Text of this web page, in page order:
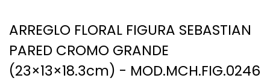
ARREGLO FLORAL FIGURA SEBASTIAN
PARED CROMO GRANDE
(23×13×18.3cm) - MOD.MCH.FIG.0246